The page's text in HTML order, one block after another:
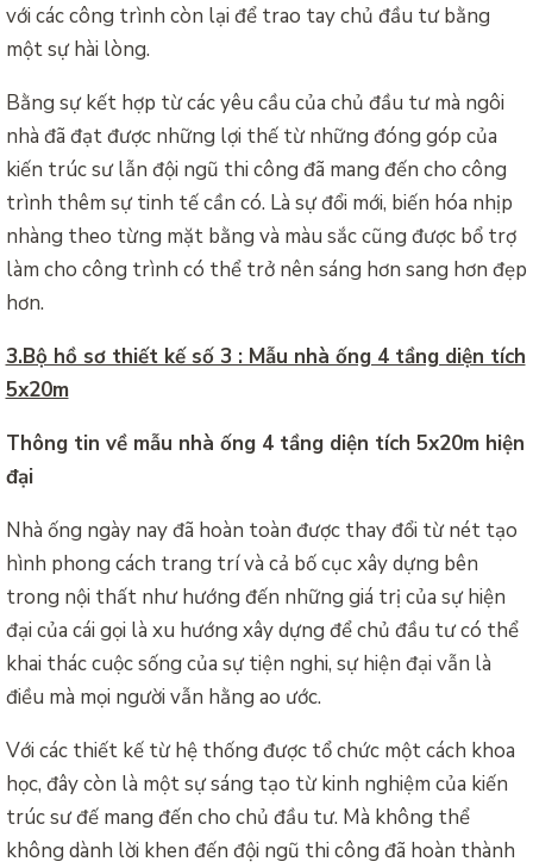
với các công trình còn lại để trao tay chủ đầu tư bằng
một sự hài lòng.
Bằng sự kết hợp từ các yêu cầu của chủ đầu tư mà ngôi
nhà đã đạt được những lợi thế từ những đóng góp của
kiến trúc sư lẫn đội ngũ thi công đã mang đến cho công
trình thêm sự tinh tế cần có. Là sự đổi mới, biến hóa nhịp
nhàng theo từng mặt bằng và màu sắc cũng được bổ trợ
làm cho công trình có thể trở nên sáng hơn sang hơn đẹp
hơn.
3.Bộ hồ sơ thiết kế số 3 : Mẫu nhà ống 4 tầng diện tích
5x20m
Thông tin về mẫu nhà ống 4 tầng diện tích 5x20m hiện
đại
Nhà ống ngày nay đã hoàn toàn được thay đổi từ nét tạo
hình phong cách trang trí và cả bố cục xây dựng bên
trong nội thất như hướng đến những giá trị của sự hiện
đại của cái gọi là xu hướng xây dựng để chủ đầu tư có thể
khai thác cuộc sống của sự tiện nghi, sự hiện đại vẫn là
điều mà mọi người vẫn hằng ao ước.
Với các thiết kế từ hệ thống được tổ chức một cách khoa
học, đây còn là một sự sáng tạo từ kinh nghiệm của kiến
trúc sư đế mang đến cho chủ đầu tư. Mà không thể
không dành lời khen đến đội ngũ thi công đã hoàn thành